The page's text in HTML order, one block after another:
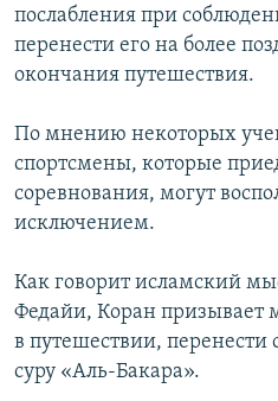
послабления при
перенести его на более
окончания путешествия.
По мнению некоторых
спортсмены, которые
соревнования, могут
исключением.
Как говорит исламский
Федайи, Коран призывает
в путешествии, перенести
суру «Аль-Бакара».